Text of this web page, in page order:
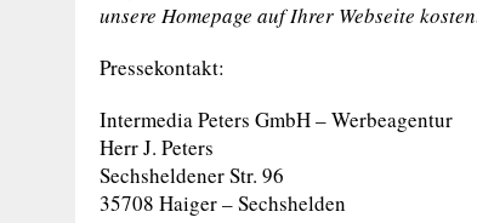
unsere Homepage auf Ihrer Webseite
Pressekontakt:
Intermedia Peters GmbH – Werbeagentur
Herr J. Peters
Sechsheldener Str. 96
35708 Haiger – Sechshelden